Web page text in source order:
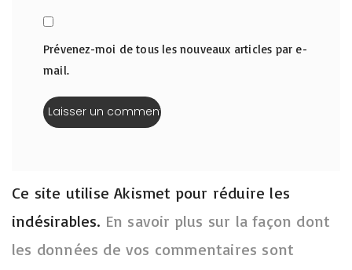
Prévenez-moi de tous les nouveaux articles par e-
mail.
Ce site utilise Akismet pour réduire les
indésirables. En savoir plus sur la façon dont
les données de vos commentaires sont